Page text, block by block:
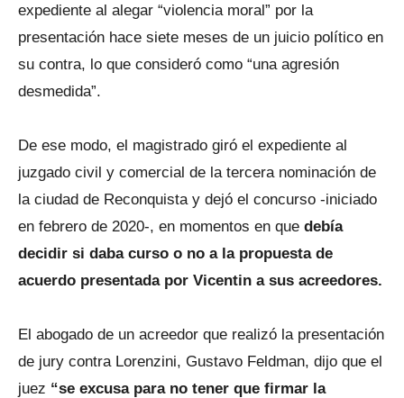
expediente al alegar “violencia moral” por la
presentación hace siete meses de un juicio político en
su contra, lo que consideró como “una agresión
desmedida”.
De ese modo, el magistrado giró el expediente al
juzgado civil y comercial de la tercera nominación de
la ciudad de Reconquista y dejó el concurso -iniciado
en febrero de 2020-, en momentos en que debía
decidir si daba curso o no a la propuesta de
acuerdo presentada por Vicentin a sus acreedores.
El abogado de un acreedor que realizó la presentación
de jury contra Lorenzini, Gustavo Feldman, dijo que el
juez “se excusa para no tener que firmar la